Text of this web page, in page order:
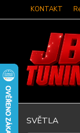
KONTAKT
SVĚTLA